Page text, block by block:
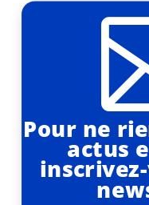
Pour ne
actus